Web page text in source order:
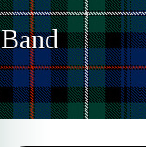
Band